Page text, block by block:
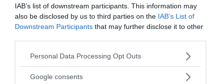
IAB’s list of downstream participants. This information may
also be disclosed by us to third parties on the IAB’s List of
Downstream Participants that may further disclose it to other
Please note that this website/app uses one or more Google
not limited to your visit or usage behaviour. You may click to
Personal Data Processing Opt Outs
Google consents
PUBLICERAD 1 SEPTEMBER 2012 - AV TORBJÖRN SASSERSSON
VÅRDINDUSTRIN Barnläkaren och VoF-skeptikern
Mats Reimer som fått Dagens Medicins bloggpris
”Brandfacklan” har sedan 2009 skrivit över hundra